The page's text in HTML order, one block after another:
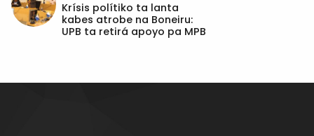
Krísis polítiko ta lanta
kabes atrobe na Boneiru:
UPB ta retirá apoyo pa MPB